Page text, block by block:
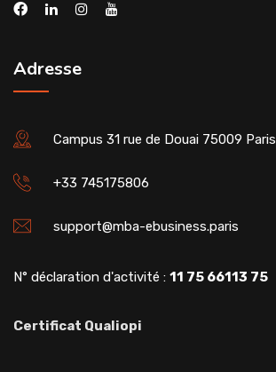
Adresse
Campus 31 rue de Douai 75009 Paris
+33 745175806
support@mba-ebusiness.paris
N° déclaration d'activité : 11 75 66113 75
Certificat Qualiopi